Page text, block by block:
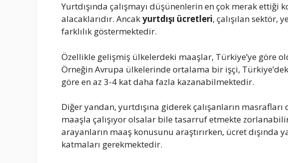
Yurtdışında çalışmayı düşünenlerin en çok merak
alacaklarıdır. Ancakyurtdışı ücretleri, çalışılan sektör,
farklılık göstermektedir.
Özellikle gelişmiş ülkelerdeki maaşlar, Türkiye’ye göre
Örneğin Avrupa ülkelerinde ortalama bir işçi,
göre en az 3-4 kat daha fazla kazanabilmektedir.
Diğer yandan, yurtdışına giderek çalışanların
maaşla çalışıyor olsalar bile tasarruf etmekte
arayanların maaş konusunu araştırırken, ücret dışında
katmaları gerekmektedir.